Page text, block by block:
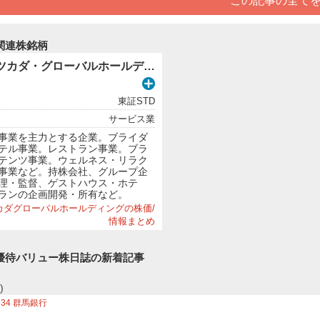
連株銘柄
2418 (株)ツカダ・グローバルホールディング
東証STD
サービス業
業を主力とする企業。ブライダ
ル事業。レストラン事業。ブラ
ンツ事業。ウェルネス・リラク
業など。持株会社、グループ企
・監督、ゲストハウス・ホテ
ンの企画開発・所有など。
ダグローバルホールディングの株価/
情報まとめ
待バリュー株日誌の新着記事
群馬銀行